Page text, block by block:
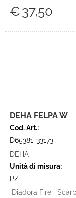
€37,50
DEHA FELPA W
Cod. Art.:
D65381-33173
DEHA
Unità di misura:
PZ
Diadora Fire